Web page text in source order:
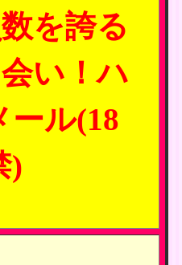
を誇る
い！ハ
ール(18
)